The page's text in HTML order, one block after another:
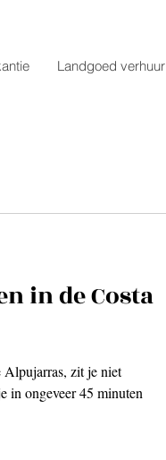
Landgoed verhuur
in de Costa
zit je niet